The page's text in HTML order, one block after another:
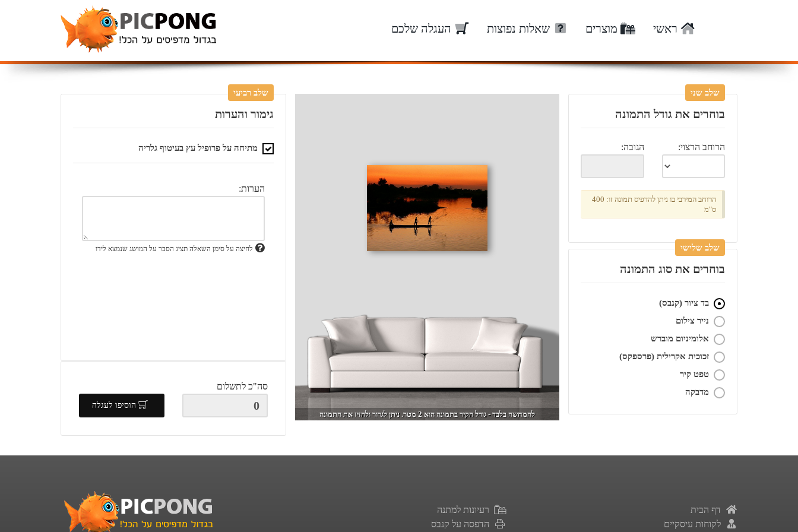
ראשי מוצרים שאלות נפוצות העגלה שלכם
שלב שני
בוחרים את גודל התמונה
הגובה: הרוחב הרצוי:
הרוחב המירבי בו ניתן להדפיס תמונה זו: 400
ס"מ
שלב שלישי
בוחרים את סוג התמונה
בד ציור (קנבס)
נייר צילום
אלומיניום מוברש
זכוכית אקרילית (פרספקס)
טפט קיר
מדבקה
שלב רביעי
גימור והערות
מתיחה על פרופיל עץ בעיטוף גלריה
הערות:
לחיצה על סימן השאלה תציג הסבר על המושג שנמצא לידו
סה"כ לתשלום
הוסיפו לעגלה
להמחשה בלבד - גודל הקיר בתמונה הוא 2 מטר. ניתן לגרור ולהזיז את התמונה
רעיונות למתנה
הדפסה על קנבס
דף הבית
לקוחות עיסקיים